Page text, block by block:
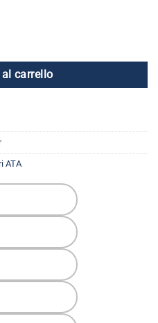
dello Yoga quantità
carrello
ATA